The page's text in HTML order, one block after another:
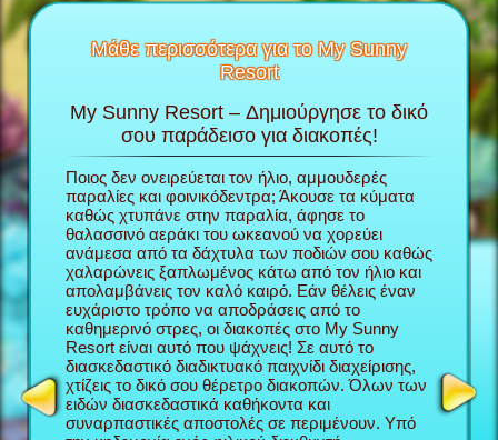
Μάθε περισσότερα για το My Sunny
Resort
My
θα
My Sunny Resort – Δημιούργησε το δικό
σου παράδεισο για διακοπές!
Ποιος δεν ονειρεύεται τον ήλιο, αμμουδερές
παραλίες και φοινικόδεντρα; Άκουσε τα κύματα
καθώς χτυπάνε στην παραλία, άφησε το
θαλασσινό αεράκι του ωκεανού να χορεύει
ανάμεσα από τα δάχτυλα των ποδιών σου καθώς
χαλαρώνεις ξαπλωμένος κάτω από τον ήλιο και
απολαμβάνεις τον καλό καιρό. Εάν θέλεις έναν
ευχάριστο τρόπο να αποδράσεις από το
καθημερινό στρες, οι διακοπές στο My Sunny
Resort είναι αυτό που ψάχνεις! Σε αυτό το
διασκεδαστικό διαδικτυακό παιχνίδι διαχείρισης,
χτίζεις το δικό σου θέρετρο διακοπών. Όλων των
ειδών διασκεδαστικά καθήκοντα και
συναρπαστικές αποστολές σε περιμένουν. Υπό
Στο
My